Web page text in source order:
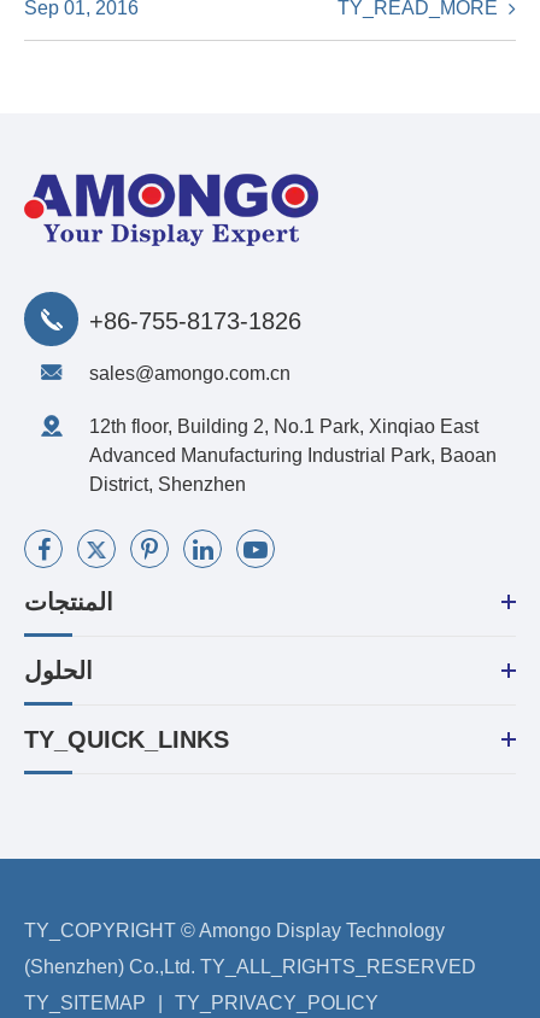
Sep 01, 2016 TY_READ_MORE
+86-755-8173-1826
sales@amongo.com.cn
12th floor, Building 2, No.1 Park, Xinqiao East
Advanced Manufacturing Industrial Park, Baoan
District, Shenzhen
المنتجات
الحلول
TY_QUICK_LINKS
TY_COPYRIGHT ©Amongo Display Technology
(Shenzhen) Co.,Ltd. TY_ALL_RIGHTS_RESERVED
TY_SITEMAP
TY_PRIVACY_POLICY